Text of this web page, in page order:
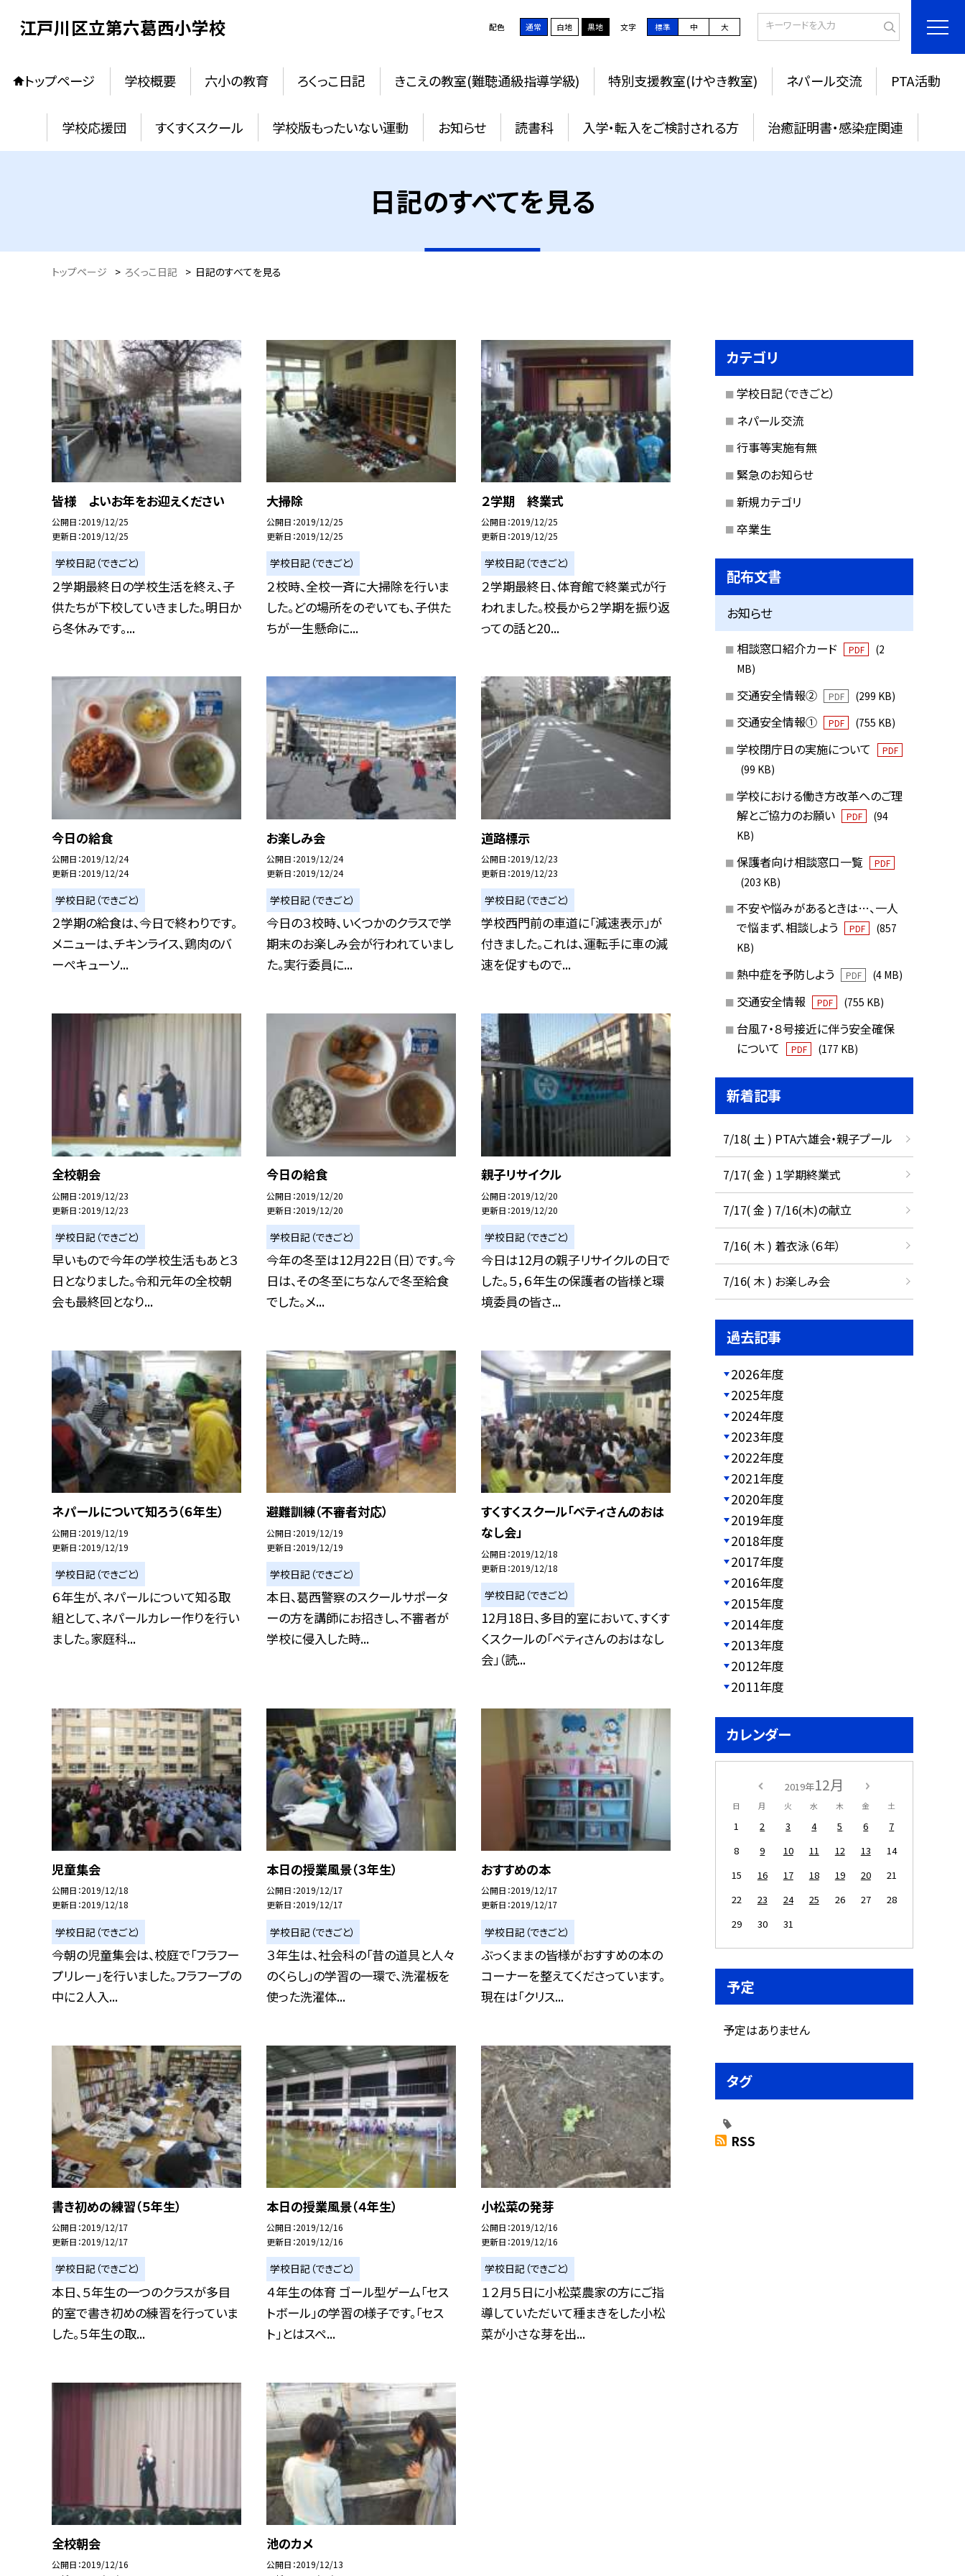
江戸川区立第六葛西小学校 配色 通常 白地 黒地 文字 標準 中 大
トップページ 学校概要 六小の教育 ろくっこ日記 きこえの教室(難聴通級指導学級) 特別支援教室(けやき教室) ネパール交流 PTA活動
学校応援団 すくすくスクール 学校版もったいない運動 お知らせ 読書科 入学・転入をご検討される方 治癒証明書・感染症関連
日記のすべてを見る
トップページ > ろくっこ日記 > 日記のすべてを見る
皆様 よいお年をお迎えください
公開日 2019/12/25
更新日 2019/12/25
学校日記（できごと）
２学期最終日の学校生活を終え、子
供たちが下校していきました。明日か
ら冬休みです。...
大掃除
公開日 2019/12/25
更新日 2019/12/25
学校日記（できごと）
２校時、全校一斉に大掃除を行いま
した。どの場所をのぞいても、子供た
ちが一生懸命に...
２学期 終業式
公開日 2019/12/25
更新日 2019/12/25
学校日記（できごと）
２学期最終日、体育館で終業式が行
われました。校長から２学期を振り返
っての話と20...
今日の給食
公開日 2019/12/24
更新日 2019/12/24
学校日記（できごと）
２学期の給食は、今日で終わりです。
メニューは、チキンライス、鶏肉のバ
ーぺキューソ...
お楽しみ会
公開日 2019/12/24
更新日 2019/12/24
学校日記（できごと）
今日の３校時、いくつかのクラスで学
期末のお楽しみ会が行われていまし
た。実行委員に...
道路標示
公開日 2019/12/23
更新日 2019/12/23
学校日記（できごと）
学校西門前の車道に「減速表示」が
付きました。これは、運転手に車の減
速を促すもので...
全校朝会
公開日 2019/12/23
更新日 2019/12/23
学校日記（できごと）
早いもので今年の学校生活もあと３
日となりました。令和元年の全校朝
会も最終回となり...
今日の給食
公開日 2019/12/20
更新日 2019/12/20
学校日記（できごと）
今年の冬至は12月22日（日）です。今
日は、その冬至にちなんで冬至給食
でした。メ...
親子リサイクル
公開日 2019/12/20
更新日 2019/12/20
学校日記（できごと）
今日は12月の親子リサイクルの日で
した。５，６年生の保護者の皆様と環
境委員の皆さ...
ネパールについて知ろう（６年生）
公開日 2019/12/19
更新日 2019/12/19
学校日記（できごと）
６年生が、ネパールについて知る取
組として、ネパールカレー作りを行い
ました。家庭科...
避難訓練（不審者対応）
公開日 2019/12/19
更新日 2019/12/19
学校日記（できごと）
本日、葛西警察のスクールサポータ
ーの方を講師にお招きし、不審者が
学校に侵入した時...
すくすくスクール「ベティさんのおは
なし会」
公開日 2019/12/18
更新日 2019/12/18
学校日記（できごと）
12月18日、多目的室において、すくす
くスクールの「ベティさんのおはなし
会」（読...
児童集会
公開日 2019/12/18
更新日 2019/12/18
学校日記（できごと）
今朝の児童集会は、校庭で「フラフー
プリレー」を行いました。フラフープの
中に２人入...
本日の授業風景（３年生）
公開日 2019/12/17
更新日 2019/12/17
学校日記（できごと）
３年生は、社会科の「昔の道具と人々
のくらし」の学習の一環で、洗濯板を
使った洗濯体...
おすすめの本
公開日 2019/12/17
更新日 2019/12/17
学校日記（できごと）
ぶっくままの皆様がおすすめの本の
コーナーを整えてくださっています。
現在は「クリス...
書き初めの練習（５年生）
公開日 2019/12/17
更新日 2019/12/17
学校日記（できごと）
本日、５年生の一つのクラスが多目
的室で書き初めの練習を行っていま
した。５年生の取...
本日の授業風景（４年生）
公開日 2019/12/16
更新日 2019/12/16
学校日記（できごと）
４年生の体育 ゴール型ゲーム「セス
トボール」の学習の様子です。「セス
ト」とはスペ...
小松菜の発芽
公開日 2019/12/16
更新日 2019/12/16
学校日記（できごと）
１２月５日に小松菜農家の方にご指
導していただいて種まきをした小松
菜が小さな芽を出...
全校朝会
公開日 2019/12/16
池のカメ
公開日 2019/12/13
カテゴリ
学校日記（できごと）
ネパール交流
行事等実施有無
緊急のお知らせ
新規カテゴリ
卒業生
配布文書
お知らせ
相談窓口紹介カード PDF
(2
MB)
交通安全情報② PDF (299 KB)
交通安全情報① PDF (755 KB)
学校閉庁日の実施について PDF
(99 KB)
学校における働き方改革へのご理
解とご協力のお願い
PDF
(94
KB)
保護者向け相談窓口一覧 PDF
(203 KB)
不安や悩みがあるときは…、一人
で悩まず、相談しよう
PDF
(857
KB)
熱中症を予防しよう PDF (4 MB)
交通安全情報 PDF (755 KB)
台風７・８号接近に伴う安全確保
について
PDF (177 KB)
新着記事
7/18( 土 ) PTA六雄会・親子プール
7/17( 金 ) １学期終業式
7/17( 金 ) 7/16(木)の献立
7/16( 木 ) 着衣泳（６年）
7/16( 木 ) お楽しみ会
過去記事
2026年度
2025年度
2024年度
2023年度
2022年度
2021年度
2020年度
2019年度
2018年度
2017年度
2016年度
2015年度
2014年度
2013年度
2012年度
2011年度
カレンダー
2019年12月
日 月 火 水 木 金 土
1 2 3 4 5 6
7
8
9 10 11 12 13
14
15
16 17 18 19 20
21
22
23 24 25 26 27
28
29
30 31
予定
予定はありません
タグ
RSS